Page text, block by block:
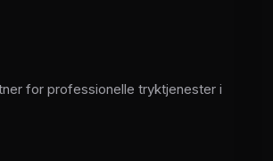
for professionelle tryktjenester i